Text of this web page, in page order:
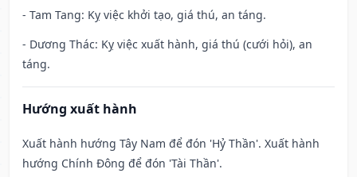
- Tam Tang: Kỵ việc khởi tạo, giá thú, an táng.
- Dương Thác: Kỵ việc xuất hành, giá thú (cưới hỏi), an
táng.
Hướng xuất hành
Xuất hành hướng Tây Nam để đón 'Hỷ Thần'. Xuất hành
hướng Chính Đông để đón 'Tài Thần'.